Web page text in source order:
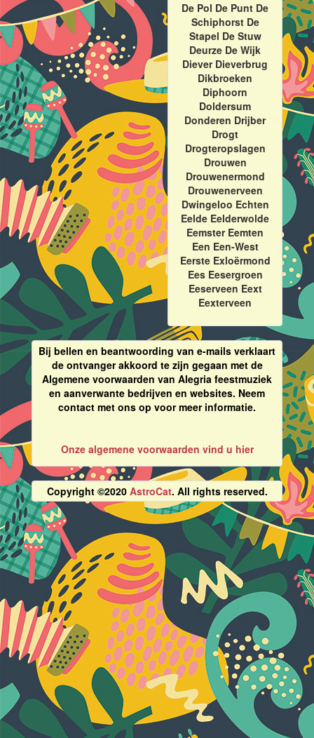
De Pol De Punt De
Schiphorst De
Stapel De Stuw
Deurze De Wijk
Diever Dieverbrug
Dikbroeken
Diphoorn
Doldersum
Donderen Drijber
Drogt
Drogteropslagen
Drouwen
Drouwenermond
Drouwenerveen
Dwingeloo Echten
Eelde Eelderwolde
Eemster Eemten
Een Een-West
Eerste Exloërmond
Ees Eesergroen
Eeserveen Eext
Eexterveen
Bij bellen en beantwoording van e-mails verklaart
de ontvanger akkoord te zijn gegaan met de
Algemene voorwaarden van Alegria feestmuziek
en aanverwante bedrijven en websites. Neem
contact met ons op voor meer informatie.
Onze algemene voorwaarden vind u hier
Copyright ©2020 AstroCat. All rights reserved.